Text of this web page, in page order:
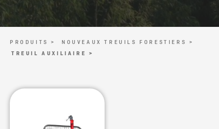
PRODUITS >
NOUVEAUX TREUILS FORESTIERS >
TREUIL AUXILIAIRE >